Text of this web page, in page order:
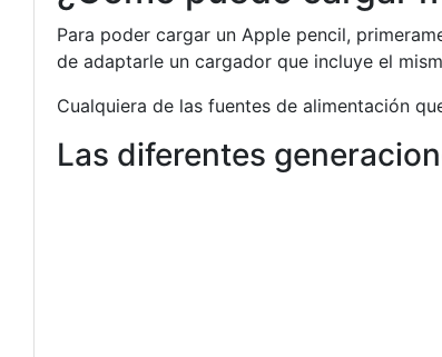
Para poder cargar un Apple pencil,
de adaptarle un cargador que incluye el
Cualquiera de las fuentes de alimentación
Las diferentes